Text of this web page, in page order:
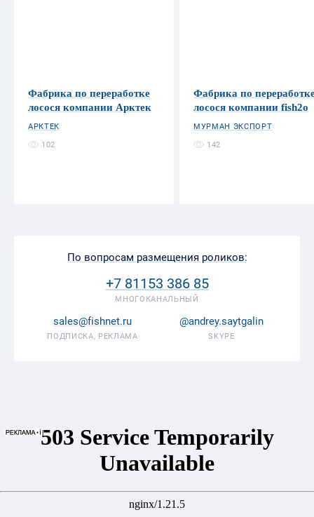
Фабрика по переработке
лосося компании Арктек
АРКТЕК
102
Фабрика по
лосося компании fish2o
МУРМАН ЭКСПОРТ
142
По вопросам размещения роликов:
+7 81153 386 85
МНОГОКАНАЛЬНЫЙ
sales@fishnet.ru
ПОДПИСКА, РЕКЛАМА
@andrey.saytgalin
SKYPE